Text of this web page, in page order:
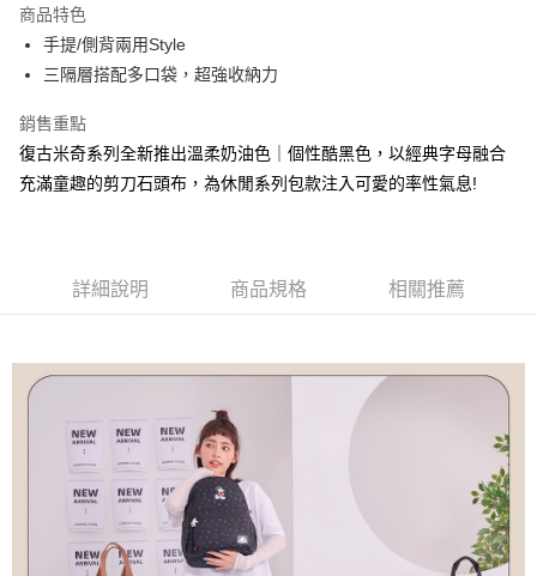
臺灣中小企業銀行
匯豐（台灣）商業銀行
聯邦商業銀行
玉山商業銀行
台新國際商業銀行
中國信託商業銀行
台灣樂天信用卡公司
上海商業儲蓄銀行
國泰世華商業銀行
匯豐（台灣）商業銀行
元大商業銀行
玉山商業銀行
星展（台灣）商業銀行
台新國際商業銀行
中國信託商業銀行
LINE Pay
Apple Pay
悠遊付
Google Pay
【大哥付你分期使用說明】
成交易。
3.實際核准額度、可分期數及費用金額請依後續交易確認頁面所載為準。
4.訂單成立30分鐘內，如未前往確認交易或遇審核未通過，訂單將自動取
消。如遇「轉專審核」未通過狀況，表示未達大哥付你分期系統評分，恕無
法說明評估內容。
1.分期款項不併入電信帳單，「大哥付你分期」於每月結算日後寄送繳費提
醒簡訊。
2.透過簡訊連結打開帳單後，可選擇「超商條碼／台灣大直營門市／銀行轉
帳／街口支付／iPASS MONEY」等通路繳費。
【關於「AFTEE先享後付」】
AFTEE先享後付是「在收到商品之後才付款」的支付方式。 讓您購物簡單
１．簡單：不需註冊會員、不需綁卡、不需儲值。
２．便利：只要手機號碼，簡訊認證，即可結帳。
３．安心：先確認商品／服務後，再付款。
【「AFTEE先享後付」結帳流程】
１．於結帳方式選擇「AFTEE先享後付」後，將跳轉至「AFTEE先享後付」
結帳頁面，進行簡訊認證並確認金額後，即可完成結帳。
ATM付款
運送方式
全家取貨付款
每筆NT$80，滿NT$1,000(含以上)免運費
付款後全家取貨
商品特色
手提/側背兩用Style
三隔層搭配多口袋，超強收納力
銷售重點
復古米奇系列全新推出溫柔奶油色｜個性酷黑色，以經典字母融合
充滿童趣的剪刀石頭布，為休閒系列包款注入可愛的率性氣息!
詳細說明 商品規格 相關推薦